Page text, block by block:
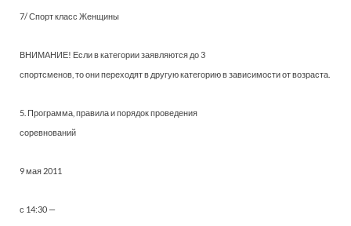
7/ Спорт класс Женщины
ВНИМАНИЕ! Если в категории заявляются до 3
спортсменов, то они переходят в другую категорию в зависимости от возраста.
5. Программа, правила и порядок проведения
соревнований
9 мая 2011
с 14:30 —